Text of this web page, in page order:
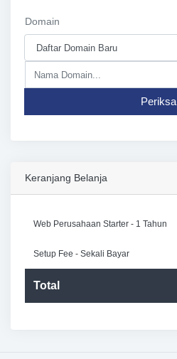
Domain
Periksa
Keranjang Belanja
Web Perusahaan Starter - 1 Tahun
Setup Fee - Sekali Bayar
Total